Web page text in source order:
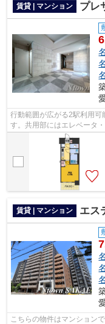
賃貸 | マンション プレ
行動範囲が広がる2駅利用可
す。共用部にはエレベータ
成前物件】外観もキレイで
賃貸 | マンション エステ
こちらの物件はマンション